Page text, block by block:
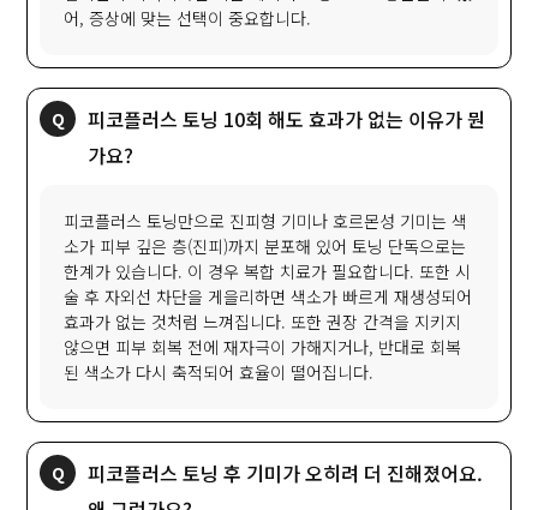
어, 증상에 맞는 선택이 중요합니다.
피코플러스 토닝 10회 해도 효과가 없는 이유가 뭔
가요?
피코플러스 토닝만으로 진피형 기미나 호르몬성 기미는 색
소가 피부 깊은 층(진피)까지 분포해 있어 토닝 단독으로는
한계가 있습니다. 이 경우 복합 치료가 필요합니다. 또한 시
술 후 자외선 차단을 게을리하면 색소가 빠르게 재생성되어
효과가 없는 것처럼 느껴집니다. 또한 권장 간격을 지키지
않으면 피부 회복 전에 재자극이 가해지거나, 반대로 회복
된 색소가 다시 축적되어 효율이 떨어집니다.
피코플러스 토닝 후 기미가 오히려 더 진해졌어요.